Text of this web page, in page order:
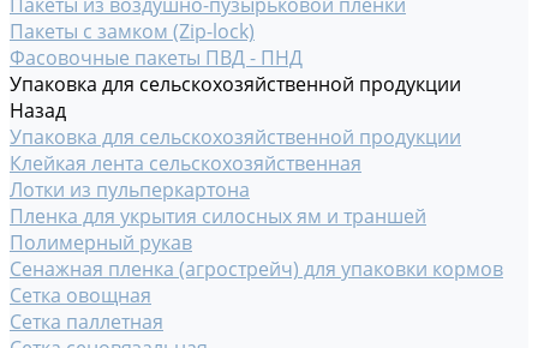
Пакеты с замком (Zip-lock)
Фасовочные пакеты ПВД - ПНД
Упаковка для сельскохозяйственной продукции
Назад
Упаковка для сельскохозяйственной продукции
Клейкая лента сельскохозяйственная
Лотки из пульперкартона
Пленка для укрытия силосных ям и траншей
Полимерный рукав
Сенажная пленка (агрострейч) для упаковки кормов
Сетка овощная
Сетка паллетная